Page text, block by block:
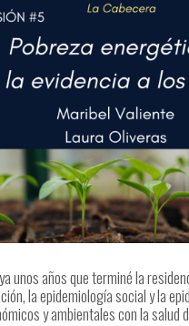
unos años que terminé la
la epidemiología social y la
y ambientales con la